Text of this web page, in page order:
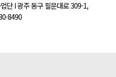
단 I 광주 동구 필문대로 309-1,
8490